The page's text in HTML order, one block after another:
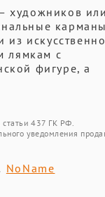
художников или
лямкам с
фигуре, а
статьи 437 ГК РФ.
уведомления
NoName